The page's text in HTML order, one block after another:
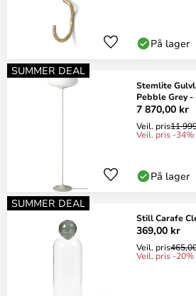
På lager
SUMMER DEAL
Stemlite
Pebble Grey -
7 870,00 kr
Veil. pris11
Veil. pris -34%
På lager
SUMMER DEAL
Still Carafe
369,00 kr
Veil. pris
Veil. pris -20%